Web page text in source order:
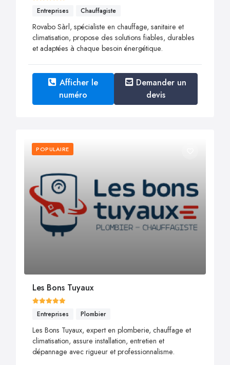
Entreprises Chauffagiste
Rovabo Sàrl, spécialiste en chauffage, sanitaire et
climatisation, propose des solutions fiables, durables
et adaptées à chaque besoin énergétique.
Afficher le
numéro
Demander un
devis
POPULAIRE
Les Bons Tuyaux
Entreprises Plombier
Les Bons Tuyaux, expert en plomberie, chauffage et
climatisation, assure installation, entretien et
dépannage avec rigueur et professionnalisme.